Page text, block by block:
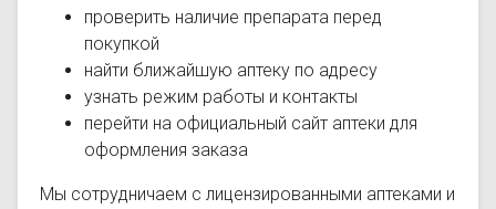
проверить наличие препарата перед
покупкой
найти ближайшую аптеку по адресу
узнать режим работы и контакты
перейти на официальный сайт аптеки для
оформления заказа
Мы сотрудничаем с лицензированными аптеками и